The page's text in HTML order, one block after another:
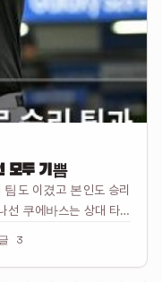
모두 기쁨
도 이겼고 본인도 승리
선 쿠에바스는 상대 타
3